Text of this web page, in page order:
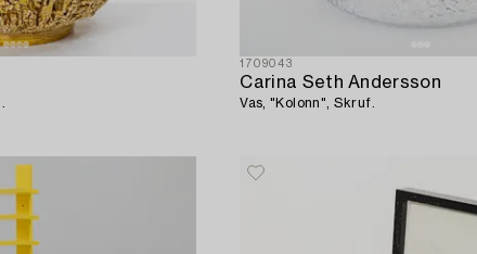
1709043
Carina Seth Andersson
Vas, "Kolonn", Skruf.